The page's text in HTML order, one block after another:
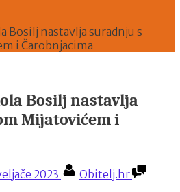
Bosilj nastavlja suradnju s
i Čarobnjacima
Bosilj nastavlja
Mijatovićem i
2023 By
Obitelj.hr